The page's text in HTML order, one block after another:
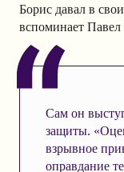
Борис давал в
вспоминает
Сам он
защиты.
взрывное
оправдание